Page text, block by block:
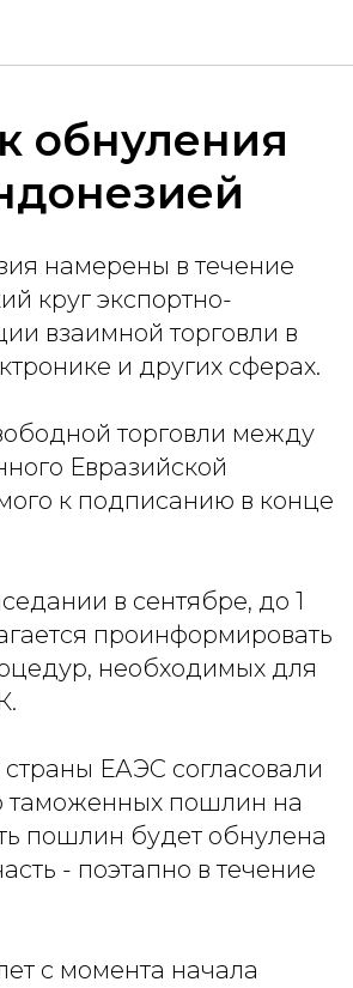
обнуления
намерены в течение
круг экспортно-
взаимной торговли в
и других сферах.
торговли между
Евразийской
к подписанию в конце
в сентябре, до 1
проинформировать
необходимых для
ЕАЭС согласовали
таможенных пошлин на
пошлин будет обнулена
- поэтапно в течение
с момента начала